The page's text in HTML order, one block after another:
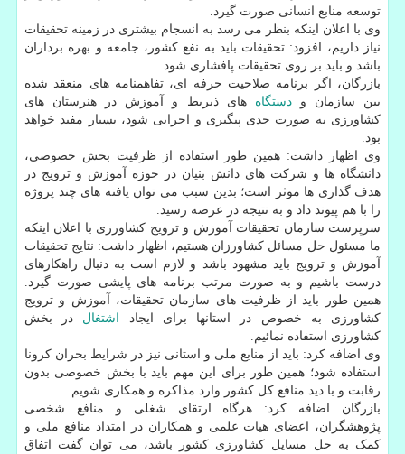
توسعه منابع انسانی صورت گیرد.
وی با اعلان اینکه بنظر می رسد به انسجام بیشتری در زمینه تحقیقات
نیاز داریم، افزود: تحقیقات باید به نفع کشور، جامعه و بهره برداران
باشد و باید بر روی تحقیقات پافشاری شود.
بازرگان، اگر برنامه صلاحیت حرفه ای، تفاهمنامه های منعقد شده
بین سازمان ودستگاه های ذیربط و آموزش در هنرستان های
کشاورزی به صورت جدی پیگیری و اجرایی شود، بسیار مفید خواهد
بود.
وی اظهار داشت: همین طور استفاده از ظرفیت بخش خصوصی،
دانشگاه ها و شرکت های دانش بنیان در حوزه آموزش و ترویج در
هدف گذاری ها موثر است؛ بدین سبب می توان یافته های چند پروژه
را با هم پیوند داد و به نتیجه در عرصه رسید.
سرپرست سازمان تحقیقات آموزش و ترویج کشاورزی با اعلان اینکه
ما مسئول حل مسائل کشاورزان هستیم، اظهار داشت: نتایج تحقیقات
آموزش و ترویج باید مشهود باشد و لازم است به دنبال راهکارهای
درست باشیم و به صورت مرتب برنامه های پایشی صورت گیرد.
همین طور باید از ظرفیت های سازمان تحقیقات، آموزش و ترویج
کشاورزی به خصوص در استانها برای ایجاد
اشتغال در بخش
کشاورزی استفاده نمائیم.
وی اضافه کرد: باید از منابع ملی و استانی نیز در شرایط بحران کرونا
استفاده شود؛ همین طور برای این مهم باید با بخش خصوصی بدون
رقابت و با دید منافع کل کشور وارد مذاکره و همکاری شویم.
بازرگان اضافه کرد: هرگاه ارتقای شغلی و منافع شخصی
پژوهشگران، اعضای هیات علمی و همکاران در امتداد منافع ملی و
کمک به حل مسایل کشاورزی کشور باشد، می توان گفت اتفاق